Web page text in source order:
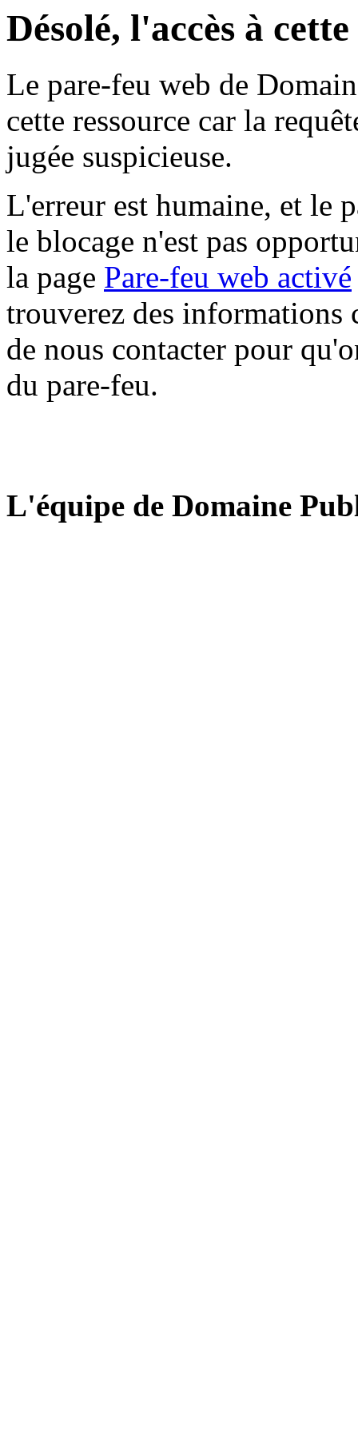
Désolé, l'accès à
Le pare-feu web de
cette ressource car la
jugée suspicieuse.
L'erreur est humaine, et le
le blocage n'est pas
la page Pare-feu web activé
trouverez des informations
de nous contacter pour
du pare-feu.
L'équipe de Domaine